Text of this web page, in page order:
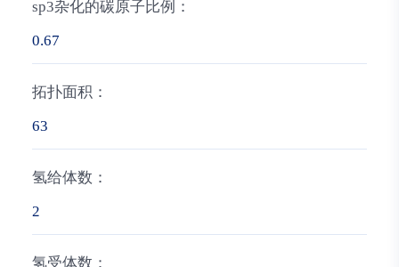
sp3杂化的碳原子比例：
0.67
拓扑面积：
63
氢给体数：
2
氢受体数：